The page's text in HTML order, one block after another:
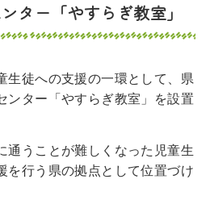
ター「やすらぎ教室」
生徒への支援の一環として、県
ンター「やすらぎ教室」を設置
通うことが難しくなった児童生
を行う県の拠点として位置づけ